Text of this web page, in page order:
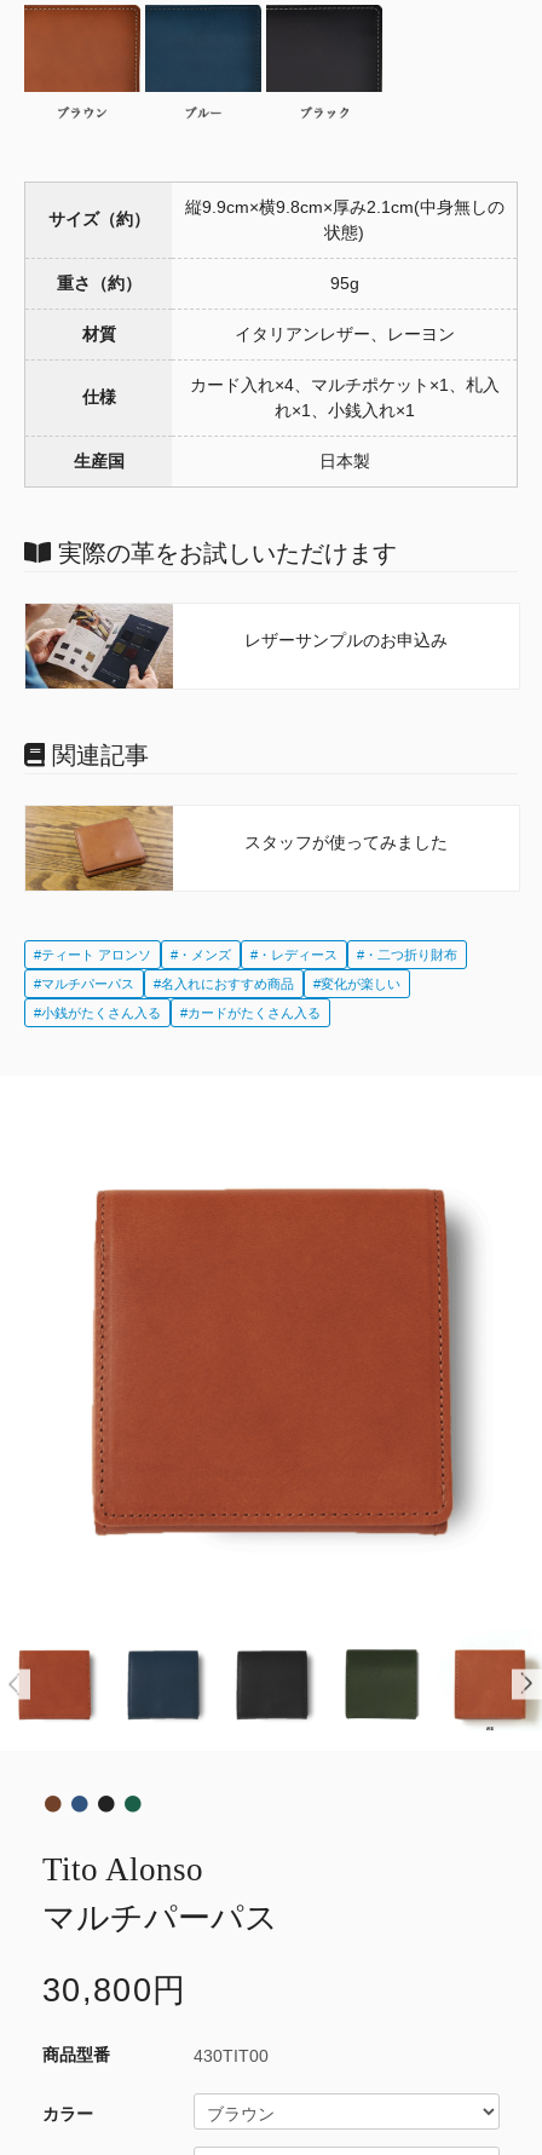
サイズ（約）
縦9.9cm×横9.8cm×厚み2.1cm(中身無しの
状態)
重さ（約） 95g
材質 イタリアンレザー、レーヨン
仕様
カード入れ×4、マルチポケット×1、札入
れ×1、小銭入れ×1
生産国 日本製
実際の革をお試しいただけます
レザーサンプルのお申込み
関連記事
スタッフが使ってみました
#ティート アロンソ #・メンズ #・レディース
#・二つ折り財布
#マルチパーパス
#名入れにおすすめ商品
#変化が楽しい
#小銭がたくさん入る
#カードがたくさん入る
Tito Alonso
マルチパーパス
30,800円
430TIT00
カラー